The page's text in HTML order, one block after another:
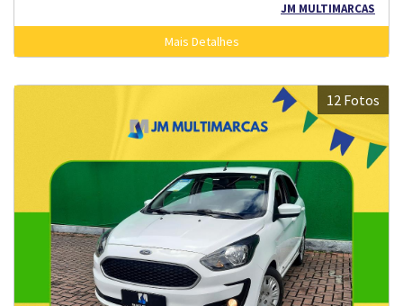
JM MULTIMARCAS
Mais Detalhes
12 Fotos